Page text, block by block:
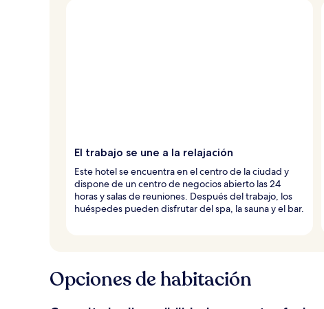
El trabajo se une a la relajación
Este hotel se encuentra en el centro de la ciudad y
dispone de un centro de negocios abierto las 24
horas y salas de reuniones. Después del trabajo, los
huéspedes pueden disfrutar del spa, la sauna y el bar.
Opciones de habitación